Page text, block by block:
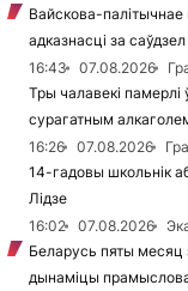
Вайскова-палітычнае
адказнасці за
16:43
07.08.2026
Тры чалавекі
сурагатным
16:26
07.08.2026
14-гадовы школьнік
Лідзе
16:02
07.08.2026
Беларусь пяты
дынаміцы